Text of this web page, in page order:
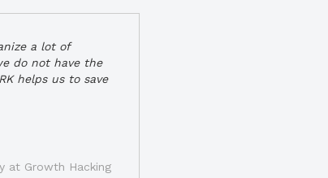
a lot of
do not have the
helps us to save
at Growth Hacking